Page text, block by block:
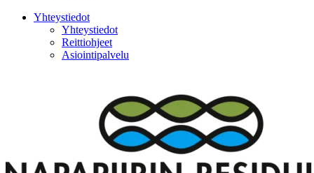
Yhteystiedot
Yhteystiedot
Reittiohjeet
Asiointipalvelu